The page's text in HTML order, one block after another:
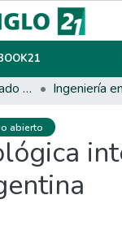
Trabajos Finales De Grado Y Posgrado
abierto